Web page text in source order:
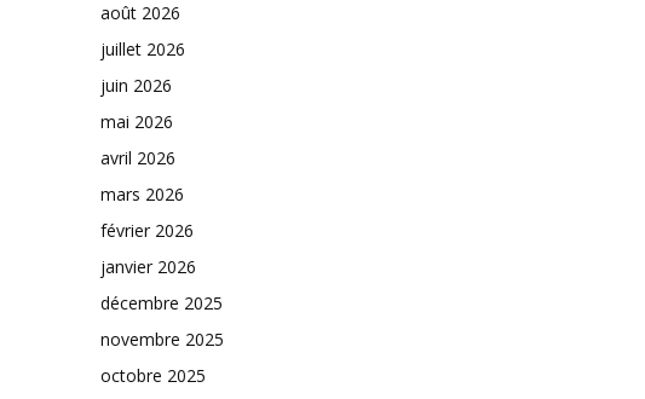
août 2026
juillet 2026
juin 2026
mai 2026
avril 2026
mars 2026
février 2026
janvier 2026
décembre 2025
novembre 2025
octobre 2025